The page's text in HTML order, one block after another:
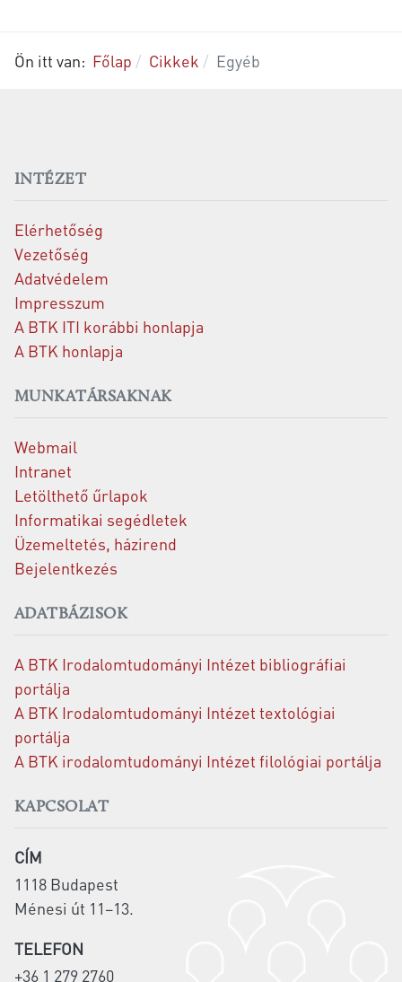
Ön itt van: Főlap Cikkek Egyéb
INTÉZET
Elérhetőség
Vezetőség
Adatvédelem
Impresszum
A BTK ITI korábbi honlapja
A BTK honlapja
MUNKATÁRSAKNAK
Webmail
Intranet
Letölthető űrlapok
Informatikai segédletek
Üzemeltetés, házirend
Bejelentkezés
ADATBÁZISOK
A BTK Irodalomtudományi Intézet bibliográfiai
portálja
A BTK Irodalomtudományi Intézet textológiai
portálja
A BTK irodalomtudományi Intézet filológiai portálja
KAPCSOLAT
CÍM
1118 Budapest
Ménesi út 11–13.
TELEFON
+36 1 279 2760